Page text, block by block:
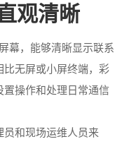
观清晰
幕，能够清晰显示联系
无屏或小屏终端，彩
操作和处理日常通信
员和现场运维人员来